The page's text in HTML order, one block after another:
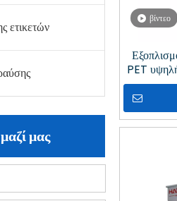
ετικετών
μας
βίντεο
PET